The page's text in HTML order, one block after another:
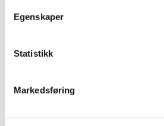
Egenskaper
Statistikk
Markedsføring
Ta gjerne kontakt for et oppsett